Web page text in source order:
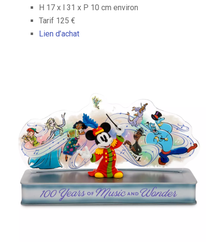
H 17 x l 31 x P 10 cm environ
Tarif 125 €
Lien d’achat